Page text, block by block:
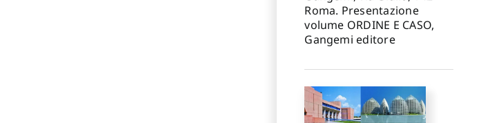
Roma. Presentazione
volume ORDINE E CASO,
Gangemi editore